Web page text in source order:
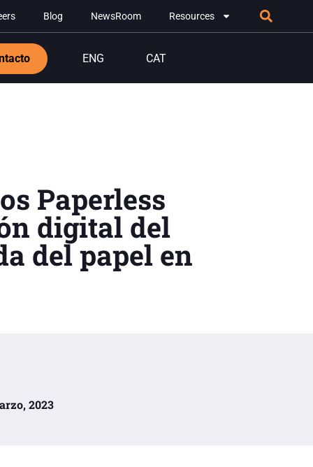
Blog NewsRoom Resources
ENG CAT
Paperless
digital del
del papel en
2023